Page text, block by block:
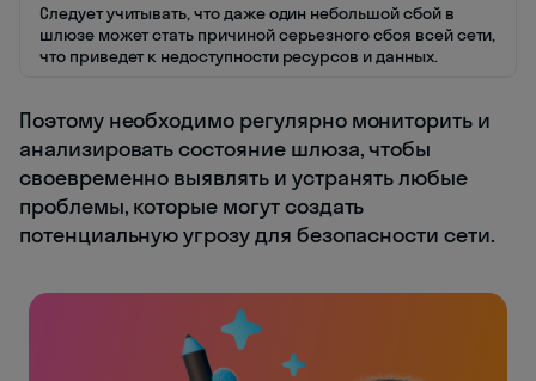
Следует учитывать, что даже один небольшой сбой в
шлюзе может стать причиной серьезного сбоя всей сети,
что приведет к недоступности ресурсов и данных.
Поэтому необходимо регулярно мониторить и
анализировать состояние шлюза, чтобы
своевременно выявлять и устранять любые
проблемы, которые могут создать
потенциальную угрозу для безопасности сети.